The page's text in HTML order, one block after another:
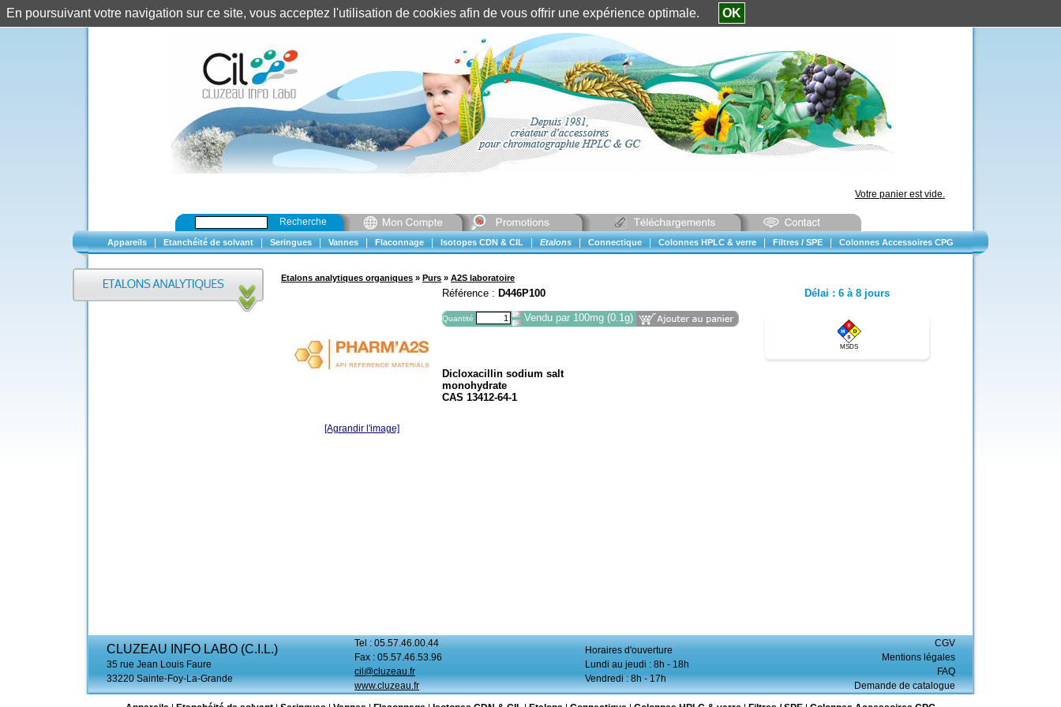
Identification client ||Mon compte
Votre panier est vide.
Recherche
Appareils Etanchéité de solvant Seringues Vannes Flaconnage Isotopes CDN & CIL Etalons Connectique Colonnes HPLC & verre Filtres / SPE Colonnes Accessoires CPG
Etalons analytiques organiques » Purs » A2S laboratoire
[Agrandir l'image]
Référence : D446P100
Quantité Vendu par 100mg (0.1g)
Délai : 6 à 8 jours
MSDS
Dicloxacillin sodium salt
monohydrate
CAS 13412-64-1
CLUZEAU INFO LABO (C.I.L.)
35 rue Jean Louis Faure
33220 Sainte-Foy-La-Grande
Tel : 05.57.46.00.44
Fax : 05.57.46.53.96
cil@cluzeau.fr
www.cluzeau.fr
Horaires d'ouverture
Lundi au jeudi : 8h - 18h
Vendredi : 8h - 17h
CGV
Mentions légales
FAQ
Demande de catalogue
En poursuivant votre navigation sur ce site, vous acceptez l'utilisation de cookies afin de vous offrir une expérience optimale. OK